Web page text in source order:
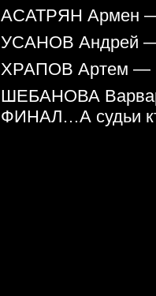
АСАТРЯН Армен
УСАНОВ Андрей
ХРАПОВ Артем —
ШЕБАНОВА
ФИНАЛ…А судьи